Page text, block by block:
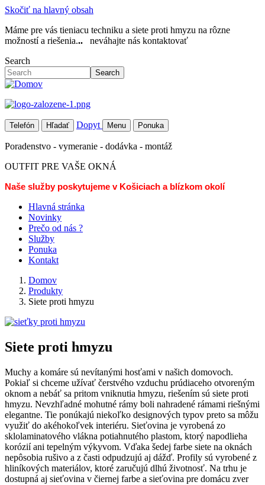
Skočiť na hlavný obsah
Máme pre vás tieniacu techniku a siete proti hmyzu na rôzne
možností a riešenia...
neváhajte nás kontaktovať
Search
Search
Telefón Hľadať Dopyt Menu Ponuka
Poradenstvo - vymeranie - dodávka - montáž
OUTFIT PRE VAŠE OKNÁ
Naše služby poskytujeme v Košiciach a blízkom okolí
Hlavná stránka
Novinky
Prečo od nás ?
Služby
Ponuka
Kontakt
Domov
Produkty
Siete proti hmyzu
Siete proti hmyzu
Muchy a komáre sú nevítanými hosťami v našich domovoch.
Pokiaľ si chceme užívať čerstvého vzduchu prúdiaceho otvoreným
oknom a nebáť sa pritom vniknutia hmyzu, riešením sú siete proti
hmyzu. Nevzhľadné mohutné rámy boli nahradené rámami riešnými
elegantne. Tie ponúkajú niekoľko designových typov preto sa môžu
využiť do akéhokoľvek interiéru. Sieťovina je vyrobená zo
sklolaminatového vlákna potiahnutého plastom, ktorý napodlieha
korózií ani tepelným výkyvom. Vďaka šedej farbe siete na oknách
nepôsobia rušivo a z časti odpudzujú aj dážď. Profily sú vyrobené z
hliníkových materiálov, ktoré zaručujú dlhú životnosť. Na trhu je
dostupná aj sieťovina v čiernej farbe a sieťovina pre domácu zver